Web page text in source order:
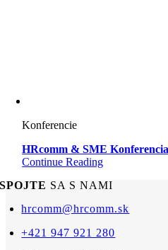
Konferencie
HRcomm & SME
Continue Reading
SPOJTE SA S NAMI
hrcomm@hrcomm.sk
+421 947 921 280